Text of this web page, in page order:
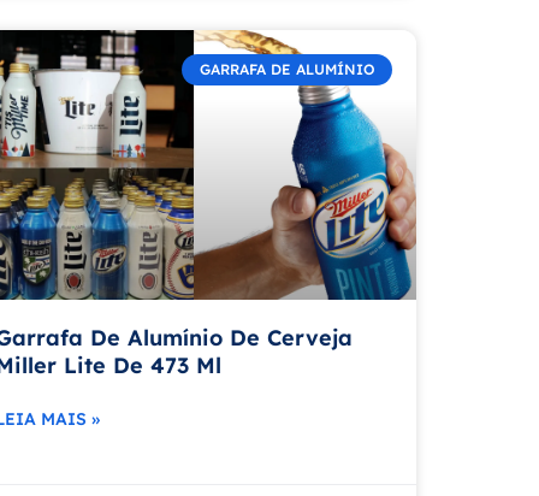
GARRAFA DE ALUMÍNIO
De Alumínio De Cerveja
Lite De 473 Ml
MAIS »